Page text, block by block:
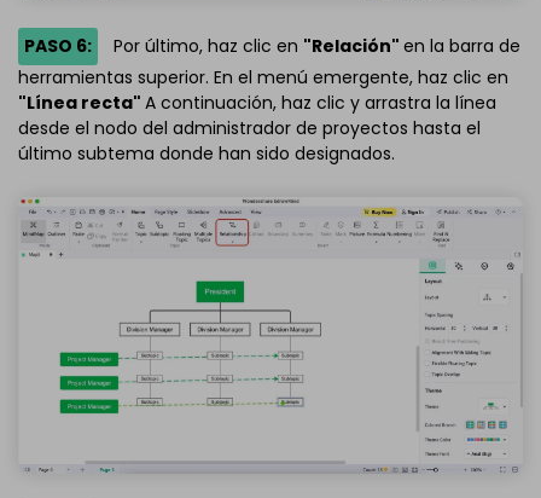
PASO 6: Por último, haz clic en "Relación"en la barra de
herramientas superior. En el menú emergente, haz clic en
"Línea recta" A continuación, haz clic y arrastra la línea
desde el nodo del administrador de proyectos hasta el
último subtema donde han sido designados.